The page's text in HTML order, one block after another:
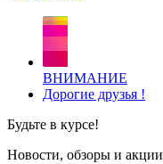
ВНИМАНИЕ
Дорогие друзья !
Будьте в курсе!
Новости, обзоры и акции